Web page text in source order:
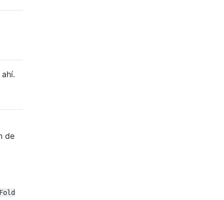
de
Fold